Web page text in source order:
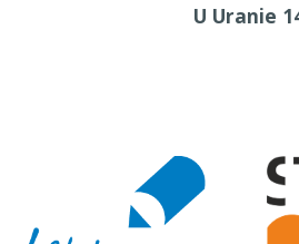
U Uranie